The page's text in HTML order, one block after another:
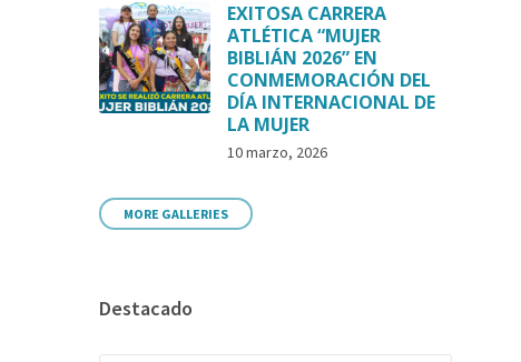
EXITOSA CARRERA
ATLÉTICA “MUJER
BIBLIÁN 2026” EN
CONMEMORACIÓN DEL
DÍA INTERNACIONAL DE
LA MUJER
10 marzo, 2026
MORE GALLERIES
Destacado